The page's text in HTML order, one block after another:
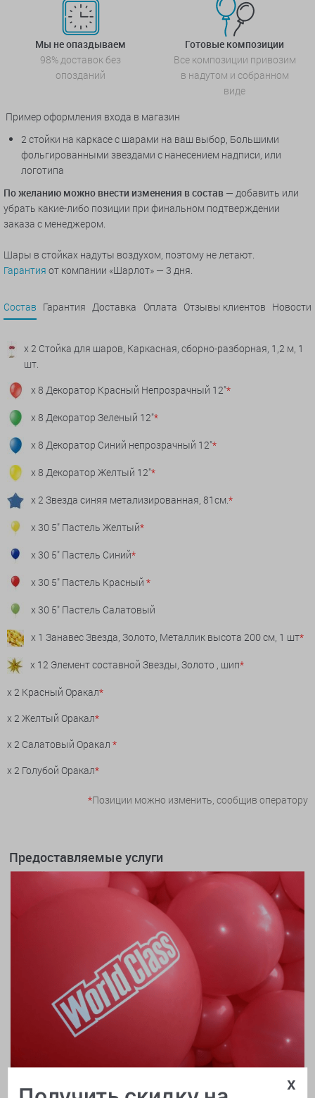
Мы не опаздываем
98% доставок без
опозданий
Готовые композиции
Все композиции привозим
в надутом и собранном
виде
Пример оформления входа в магазин
2 стойки на каркасе с шарами на ваш выбор, Большими
фольгированными звездами с нанесением надписи, или
логотипа
По желанию можно внести изменения в состав — добавить или
убрать какие-либо позиции при финальном подтверждении
заказа с менеджером.
Шары в стойках надуты воздухом, поэтому не летают.
Гарантия от компании «Шарлот» — 3 дня.
Состав Гарантия Доставка Оплата Отзывы клиентов Новости
x 2 Стойка для шаров, Каркасная, сборно-разборная, 1,2 м, 1
шт.
x 8 Декоратор Красный Непрозрачный 12"*
x 8 Декоратор Зеленый 12"*
x 8 Декоратор Синий непрозрачный 12"*
x 8 Декоратор Желтый 12"*
x 2 Звезда синяя метализированная, 81см.*
x 30 5" Пастель Желтый*
x 30 5" Пастель Синий*
x 30 5" Пастель Красный *
x 30 5" Пастель Салатовый
x 1 Занавес Звезда, Золото, Металлик высота 200 см, 1 шт*
x 12 Элемент составной Звезды, Золото , шип*
x 2 Красный Оракал*
x 2 Желтый Оракал*
x 2 Салатовый Оракал *
x 2 Голубой Оракал*
*Позиции можно изменить, сообщив оператору
Предоставляемые услуги
x